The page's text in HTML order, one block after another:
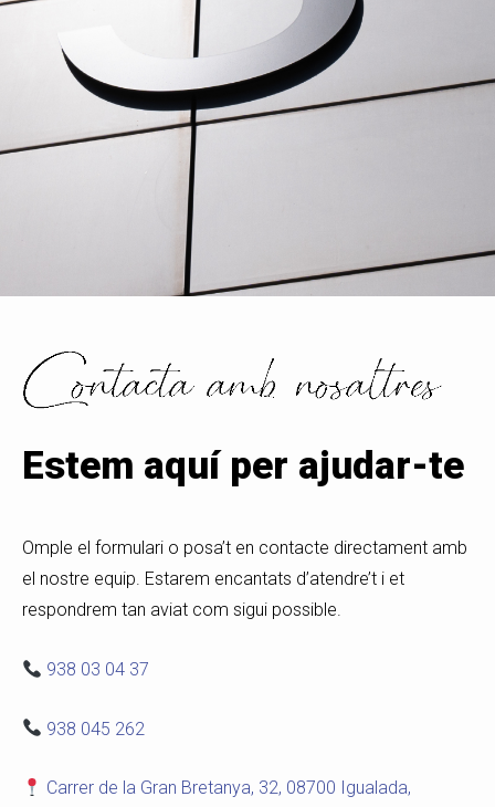
Estem aquí per ajudar-te
Omple el formulari o posa’t en contacte directament amb
el nostre equip. Estarem encantats d’atendre’t i et
respondrem tan aviat com sigui possible.
938 03 04 37
938 045 262
Carrer de la Gran Bretanya, 32, 08700 Igualada,